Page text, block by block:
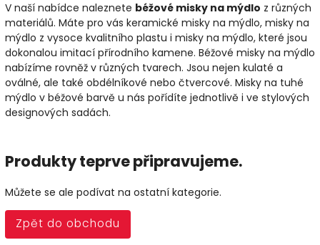
V naší nabídce naleznete béžové misky na mýdlo z různých
materiálů. Máte pro vás keramické misky na mýdlo, misky na
mýdlo z vysoce kvalitního plastu i misky na mýdlo, které jsou
dokonalou imitací přírodního kamene. Béžové misky na mýdlo
nabízíme rovněž v různých tvarech. Jsou nejen kulaté a
oválné, ale také obdélníkové nebo čtvercové. Misky na tuhé
mýdlo v béžové barvě u nás pořídíte jednotlivě i ve stylových
designových sadách.
Produkty teprve připravujeme.
Můžete se ale podívat na ostatní kategorie.
Zpět do obchodu